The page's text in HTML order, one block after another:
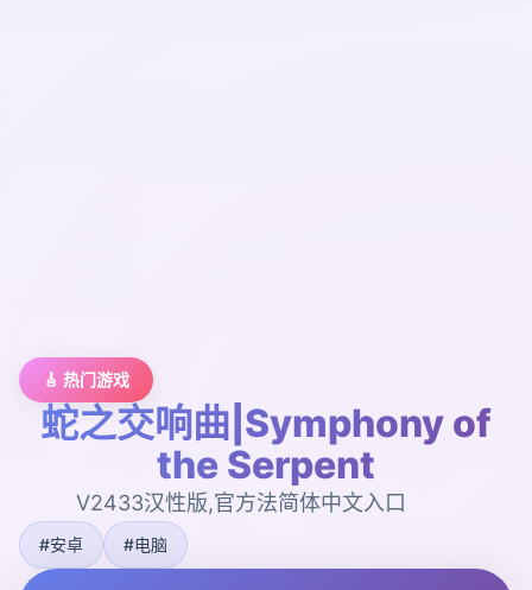
🎸 热门游戏
蛇之交响曲|Symphony of
the Serpent
V2433汉性版,官方法简体中文入口
#安卓 #电脑